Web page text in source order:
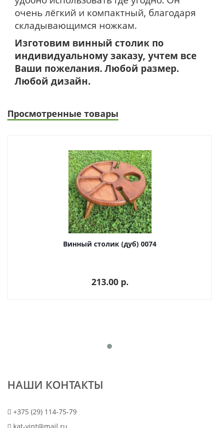
очень лёгкий и компактный, благодаря
складывающимся ножкам.
Изготовим винный столик по
индивидуальному заказу, учтем все
Ваши пожелания. Любой размер.
Любой дизайн.
Просмотренные товары
Винный столик (дуб) 0074
213.00 p.
НАШИ КОНТАКТЫ
+375 (29) 114-75-79